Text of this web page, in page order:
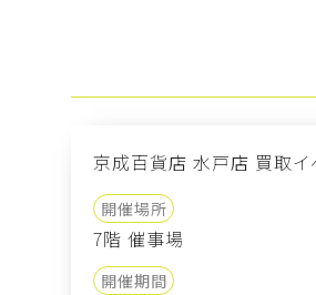
京成百貨店 水戸店 買取イ
開催場所
7階 催事場
開催期間